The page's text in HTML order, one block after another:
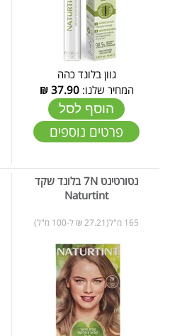
גוון בלונד כהה
המחיר שלנו:37.90
₪
הוסף לסל
פרטים נוספים
נטורטינט 7N בלונד שקד
Naturtint
165 מ"ל(27.21 ₪ ל-100 מ"ל)